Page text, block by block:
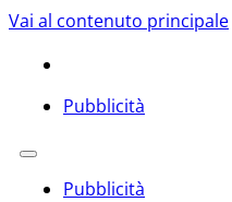
Vai al contenuto principale
Pubblicità
Pubblicità